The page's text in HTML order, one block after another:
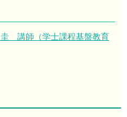
講師（学士課程基盤教育